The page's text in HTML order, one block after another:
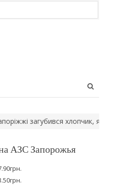
загубився хлопчик, якого…
АЗС Запорожья